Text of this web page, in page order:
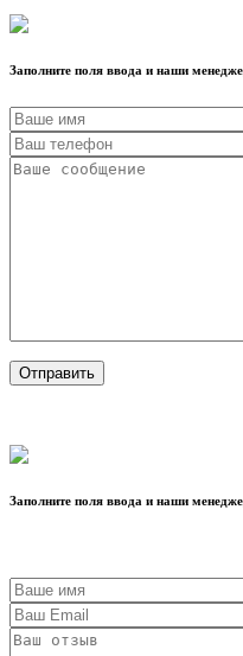
Заполните поля ввода и наши
Заполните поля ввода и наши